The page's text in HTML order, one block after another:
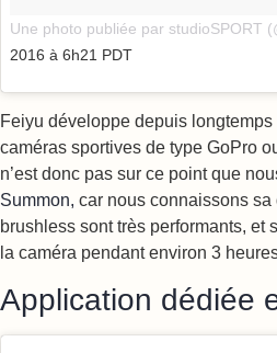
Une photo publiée par studioSPORT
2016 à 6h21 PDT
Feiyu développe depuis
caméras sportives de type GoPro
n’est donc pas sur ce point que
Summon, car nous connaissons
brushless sont très performants, et
la caméra pendant environ 3
Application dédiée